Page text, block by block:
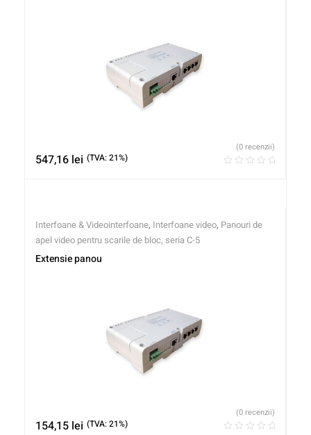
547,16 lei (TVA: 21%)
(0 recenzii)
Interfoane & Videointerfoane, Interfoane video, Panouri de
apel video pentru scarile de bloc, seria C-5
Extensie panou
154,15 lei (TVA: 21%)
(0 recenzii)